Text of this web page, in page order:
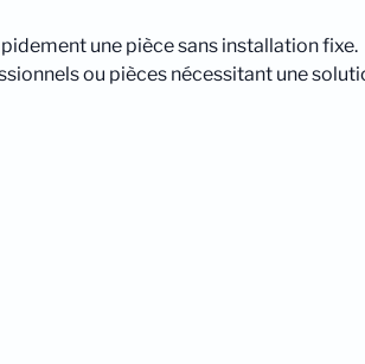
une pièce sans installation fixe.
ou pièces nécessitant une